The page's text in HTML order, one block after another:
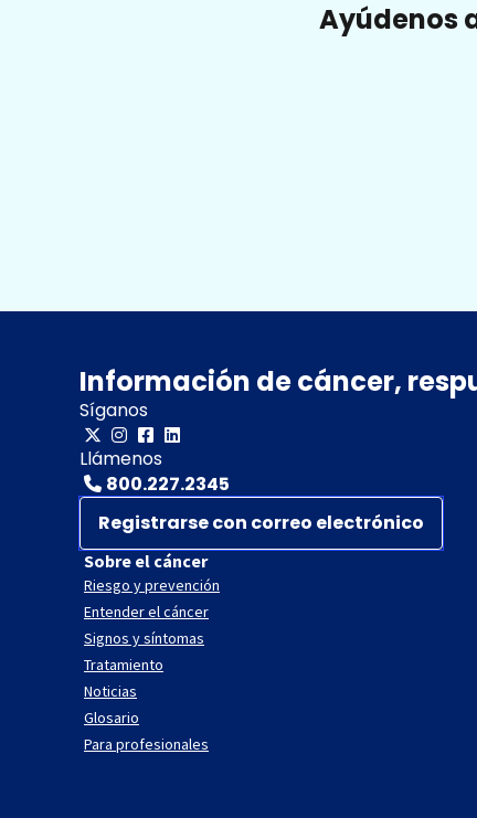
Ayúdenos
Información de cáncer,
Síganos
Llámenos
800.227.2345
Registrarse con correo electrónico
Sobre el cáncer
Riesgo y prevención
Entender el cáncer
Signos y síntomas
Tratamiento
Noticias
Glosario
Para profesionales